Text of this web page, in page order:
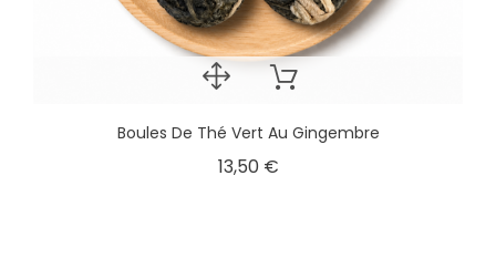
Boules De Thé Vert Au Gingembre
13,50 €